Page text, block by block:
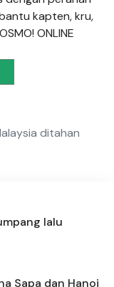
kapten, kru,
ONLINE
ditahan
lalu
Sapa dan Hanoi